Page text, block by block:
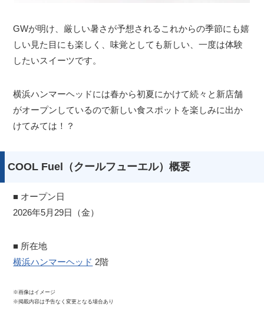
GWが明け、厳しい暑さが予想されるこれからの季節にも嬉
しい見た目にも楽しく、味覚としても新しい、一度は体験
したいスイーツです。
横浜ハンマーヘッドには春から初夏にかけて続々と新店舗
がオープンしているので新しい食スポットを楽しみに出か
けてみては！？
COOL Fuel（クールフューエル）概要
■ オープン日
2026年5月29日（金）
■ 所在地
横浜ハンマーヘッド 2階
※画像はイメージ
※掲載内容は予告なく変更となる場合あり